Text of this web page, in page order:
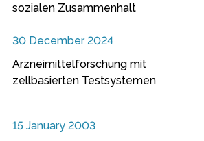
sozialen Zusammenhalt
30 December 2024
Arzneimittelforschung mit
zellbasierten Testsystemen
15 January 2003